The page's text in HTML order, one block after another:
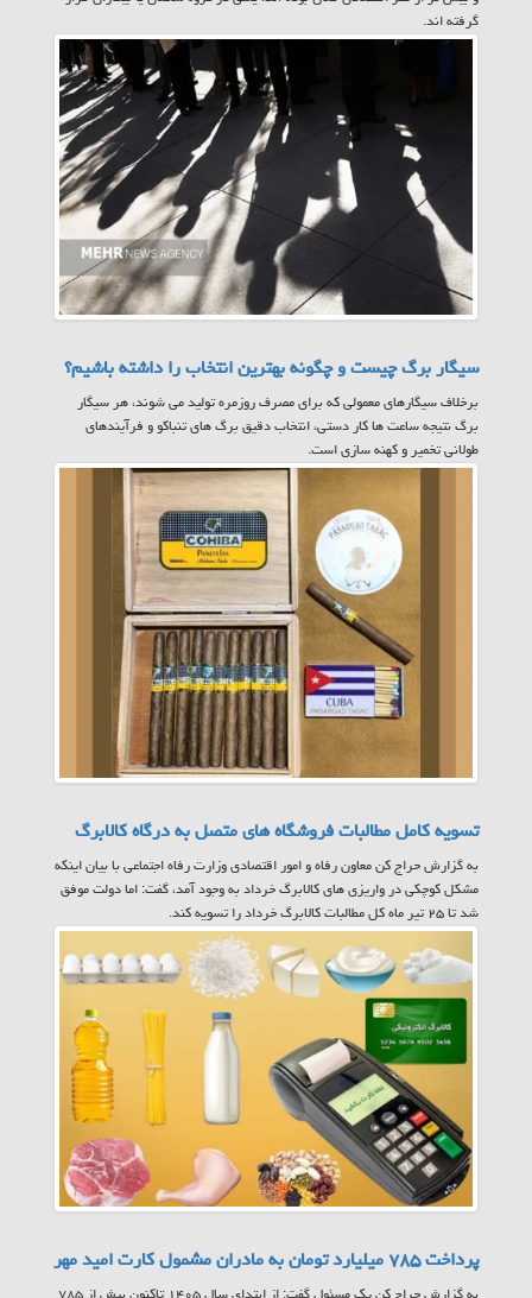
گرفته اند.
سیگار برگ چیست و چگونه بهترین انتخاب را داشته باشیم؟
برخلاف سیگارهای معمولی که برای مصرف روزمره تولید می شوند، هر سیگار
برگ نتیجه ساعت ها کار دستی، انتخاب دقیق برگ های تنباکو و فرآیندهای
طولانی تخمیر و کهنه سازی است.
تسویه کامل مطالبات فروشگاه های متصل به درگاه کالابرگ
به گزارش حراج کن معاون رفاه و امور اقتصادی وزارت رفاه اجتماعی با بیان اینکه
مشکل کوچکی در واریزی های کالابرگ خرداد به وجود آمد، گفت: اما دولت موفق
شد تا ۲۵ تیر ماه کل مطالبات کالابرگ خرداد را تسویه کند.
پرداخت ۷۸۵ میلیارد تومان به مادران مشمول کارت امید مهر